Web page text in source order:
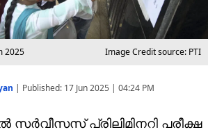
2025 Image Credit source: PTI
| Published: 17 Jun 2025 | 04:24 PM
സർവീസസ് പ്രിലിമിനറി പരീക്ഷ